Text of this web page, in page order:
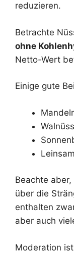
reduzieren.
Betrachte
ohne
Netto-Wert
Einige gute
Beachte
über die
enthalten
aber auch
Moderation